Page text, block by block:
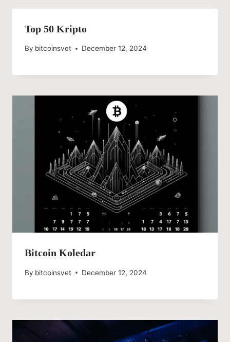
Top 50 Kripto
By bitcoinsvet December 12, 2024
Bitcoin Koledar
By bitcoinsvet December 12, 2024